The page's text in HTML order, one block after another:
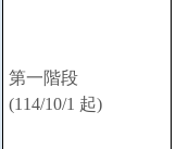
第一階段
(114/10/1 起)